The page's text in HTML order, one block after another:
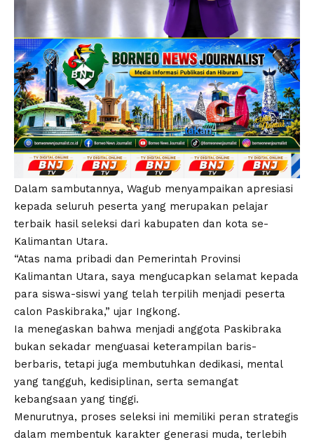
Dalam sambutannya, Wagub menyampaikan apresiasi
kepada seluruh peserta yang merupakan pelajar
terbaik hasil seleksi dari kabupaten dan kota se-
Kalimantan Utara.
“Atas nama pribadi dan Pemerintah Provinsi
Kalimantan Utara, saya mengucapkan selamat kepada
para siswa-siswi yang telah terpilih menjadi peserta
calon Paskibraka,” ujar Ingkong.
Ia menegaskan bahwa menjadi anggota Paskibraka
bukan sekadar menguasai keterampilan baris-
berbaris, tetapi juga membutuhkan dedikasi, mental
yang tangguh, kedisiplinan, serta semangat
kebangsaan yang tinggi.
Menurutnya, proses seleksi ini memiliki peran strategis
dalam membentuk karakter generasi muda, terlebih